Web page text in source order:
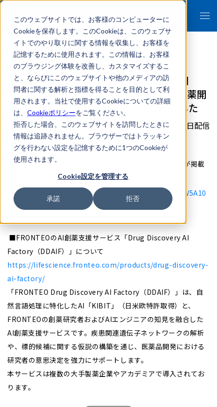
このウェブサイトでは、お客様のコンピューターに
Cookieを保存します。このCookieは、このウェブサ
イトでのやり取りに関する情報を収集し、お客様を
記憶するために使用されます。この情報は、お客様
のブラウジング体験を改善し、カスタマイズするこ
と、ならびにこのウェブサイトや他のメディアの訪
問者に関する解析と指標を得ることを目的として利
用されます。当社で使用するCookieについての詳細
は、 Cookieポリシーをご覧ください。
拒否した場合、このウェブサイトを訪問したときに
情報は追跡されません。ブラウザーではトラッキン
グを行わない設定を記憶するために1つのCookieが
使用されます。
Cookie設定を管理する
承諾 拒否
日経速報ニュースアーカイブ（11月13日
付）に「AIのFRONTEO、UBEと低分子薬開
発へ 薬の標的を探索」が掲載されました
2025年12月08日配信
日経速報ニュースアーカイブ（11月13日付）に「AIの
FRONTEO、UBEと低分子薬開発へ 薬の標的を探索」が掲載
https://www.nikkei.com/article/DGXZQOSG064CD0W5A10
1C2000000/
■FRONTEOのAI創薬支援サービス「Drug Discovery AI
Factory （DDAIF）」について
https://lifescience.fronteo.com/products/drug-discovery-
ai-factory/
「FRONTEO Drug Discovery AI Factory （DDAIF）」は、自
然言語処理に特化したAI 「KIBIT 」（日米欧特許取得）と、
FRONTEOの創薬研究者およびAIエンジニアの知見を融合した
AI創薬支援サービスです。疾患関連遺伝子ネットワークの解析
や、標的候補に関する仮説の構築を通じ、医薬品開発における
研究者の意思決定を強力にサポートします。
本サービスは複数の大手製薬企業やアカデミアで導入されてお
ります。